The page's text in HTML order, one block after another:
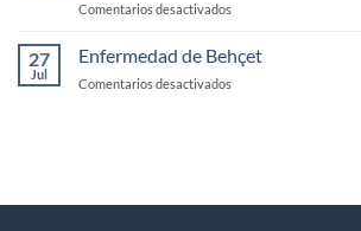
Comentarios desactivados
importantes
de
27
Jul
Enfermedad de Behçet
Comentarios desactivados